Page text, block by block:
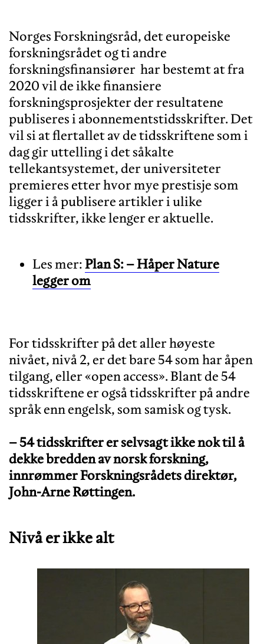
Norges Forskningsråd, det europeiske
forskningsrådet og ti andre
forskningsfinansiører har bestemt at fra
2020 vil de ikke finansiere
forskningsprosjekter der resultatene
publiseres i abonnementstidsskrifter. Det
vil si at flertallet av de tidsskriftene som i
dag gir uttelling i det såkalte
tellekantsystemet, der universiteter
premieres etter hvor mye prestisje som
ligger i å publisere artikler i ulike
Les mer:Plan S: – Håper Nature
legger om
For tidsskrifter på det aller høyeste
nivået, nivå 2, er det bare 54 som har åpen
tilgang, eller «open access». Blant de 54
tidsskriftene er også tidsskrifter på andre
språk enn engelsk, som samisk og tysk.
– 54 tidsskrifter er selvsagt ikke nok til å
dekke bredden av norsk forskning,
innrømmer Forskningsrådets direktør,
John-Arne Røttingen.
Nivå er ikke alt